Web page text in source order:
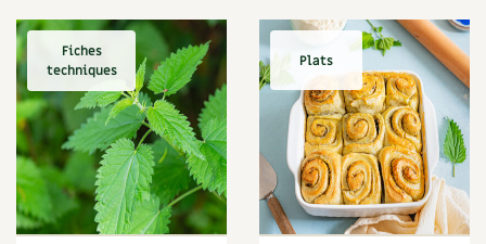
Nourriture
Nuisibles
Numérique
Nutriments
Observation
Œuf
Oignon
Oiseaux
Olivier
Fiches
techniques
Plats